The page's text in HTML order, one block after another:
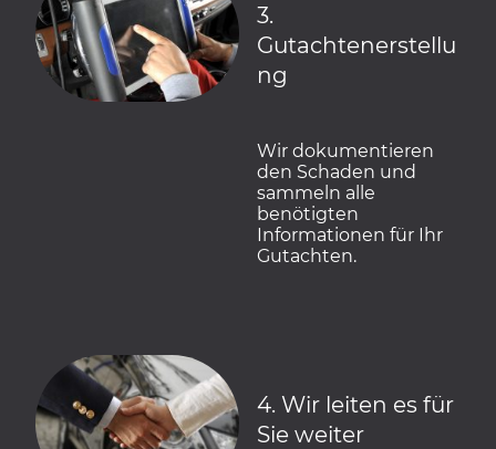
3.
Gutachtenerstellu
ng
Wir dokumentieren
den Schaden und
sammeln alle
benötigten
Informationen für Ihr
Gutachten.
4. Wir leiten es für
Sie weiter